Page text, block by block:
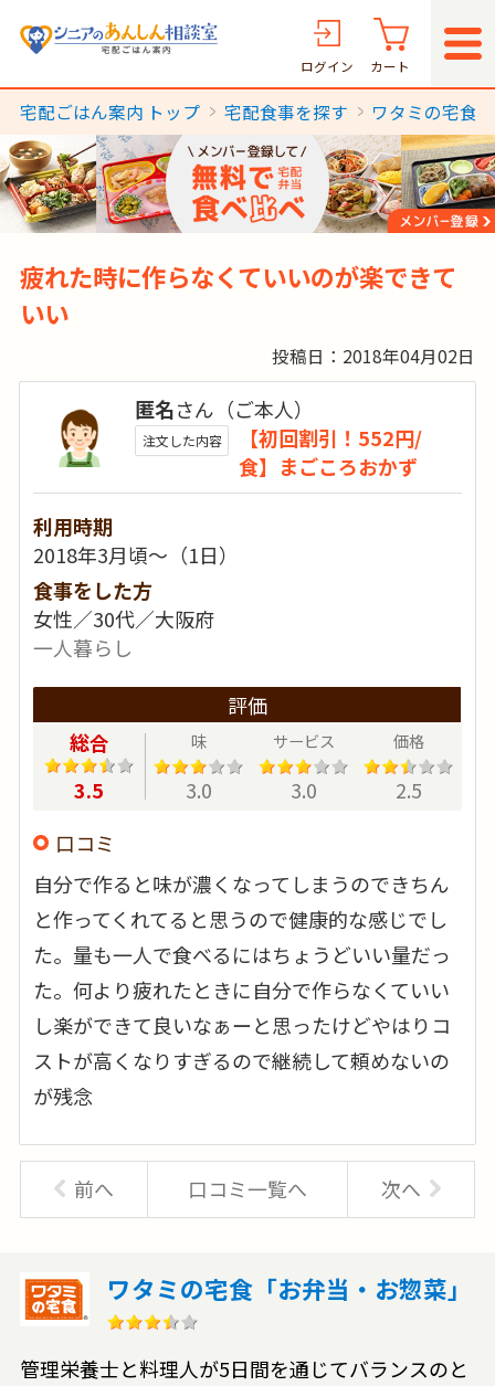
ログイン カート
宅配ごはん案内 トップ 宅配食事を探す ワタミの宅食
疲れた時に作らなくていいのが楽できて
いい
投稿日：2018年04月02日
匿名さん（ご本人）
注文した内容
【初回割引！552円/
食】まごころおかず
利用時期
2018年3月頃～（1日）
食事をした方
女性／30代／大阪府
一人暮らし
評価
総合
3.5
味
3.0
サービス
3.0
価格
2.5
口コミ
自分で作ると味が濃くなってしまうのできちん
と作ってくれてると思うので健康的な感じでし
た。量も一人で食べるにはちょうどいい量だっ
た。何より疲れたときに自分で作らなくていい
し楽ができて良いなぁーと思ったけどやはりコ
ストが高くなりすぎるので継続して頼めないの
が残念
前へ 口コミ一覧へ 次へ
ワタミの宅食「お弁当・お惣菜」
管理栄養士と料理人が5日間を通じてバランスのと